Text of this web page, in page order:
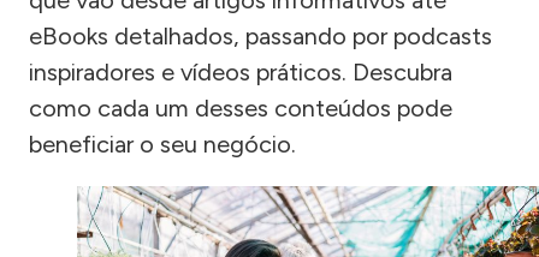
eBooks detalhados, passando por podcasts
inspiradores e vídeos práticos. Descubra
como cada um desses conteúdos pode
beneficiar o seu negócio.